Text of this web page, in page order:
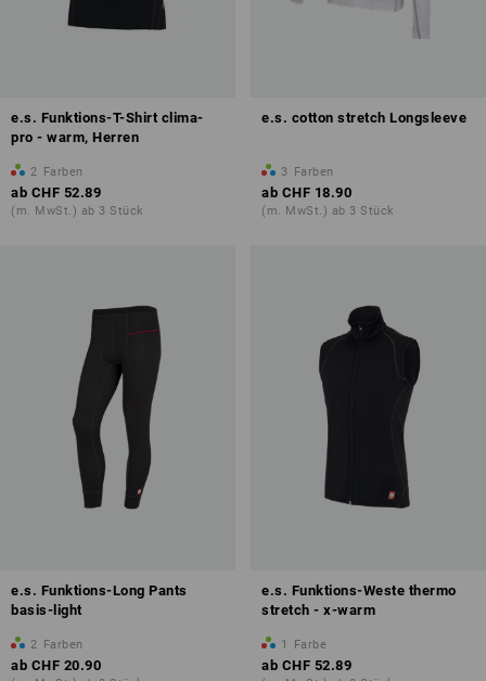
e.s. Funktions-T-Shirt clima-
pro - warm, Herren
2 Farben
ab CHF 52.89
(m. MwSt.) ab 3 Stück
e.s. cotton stretch Longsleeve
3 Farben
ab CHF 18.90
(m. MwSt.) ab 3 Stück
e.s. Funktions-Long Pants
basis-light
2 Farben
ab CHF 20.90
e.s. Funktions-Weste thermo
stretch - x-warm
1 Farbe
ab CHF 52.89